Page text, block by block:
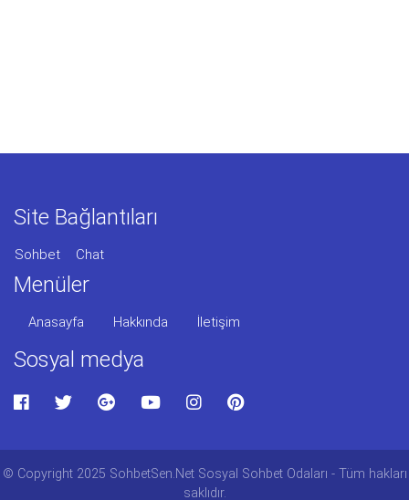
Site Bağlantıları
Sohbet Chat
Menüler
Anasayfa Hakkında İletişim
Sosyal medya
© Copyright 2025 SohbetSen.Net Sosyal Sohbet Odaları - Tüm hakları
saklıdır.